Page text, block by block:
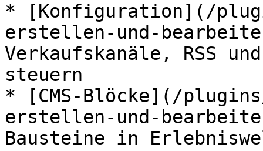
* [Konfiguration](/
erstellen-und-
Verkaufskanäle, RSS
steuern
* [CMS-Blöcke](/
erstellen-und-
Bausteine in